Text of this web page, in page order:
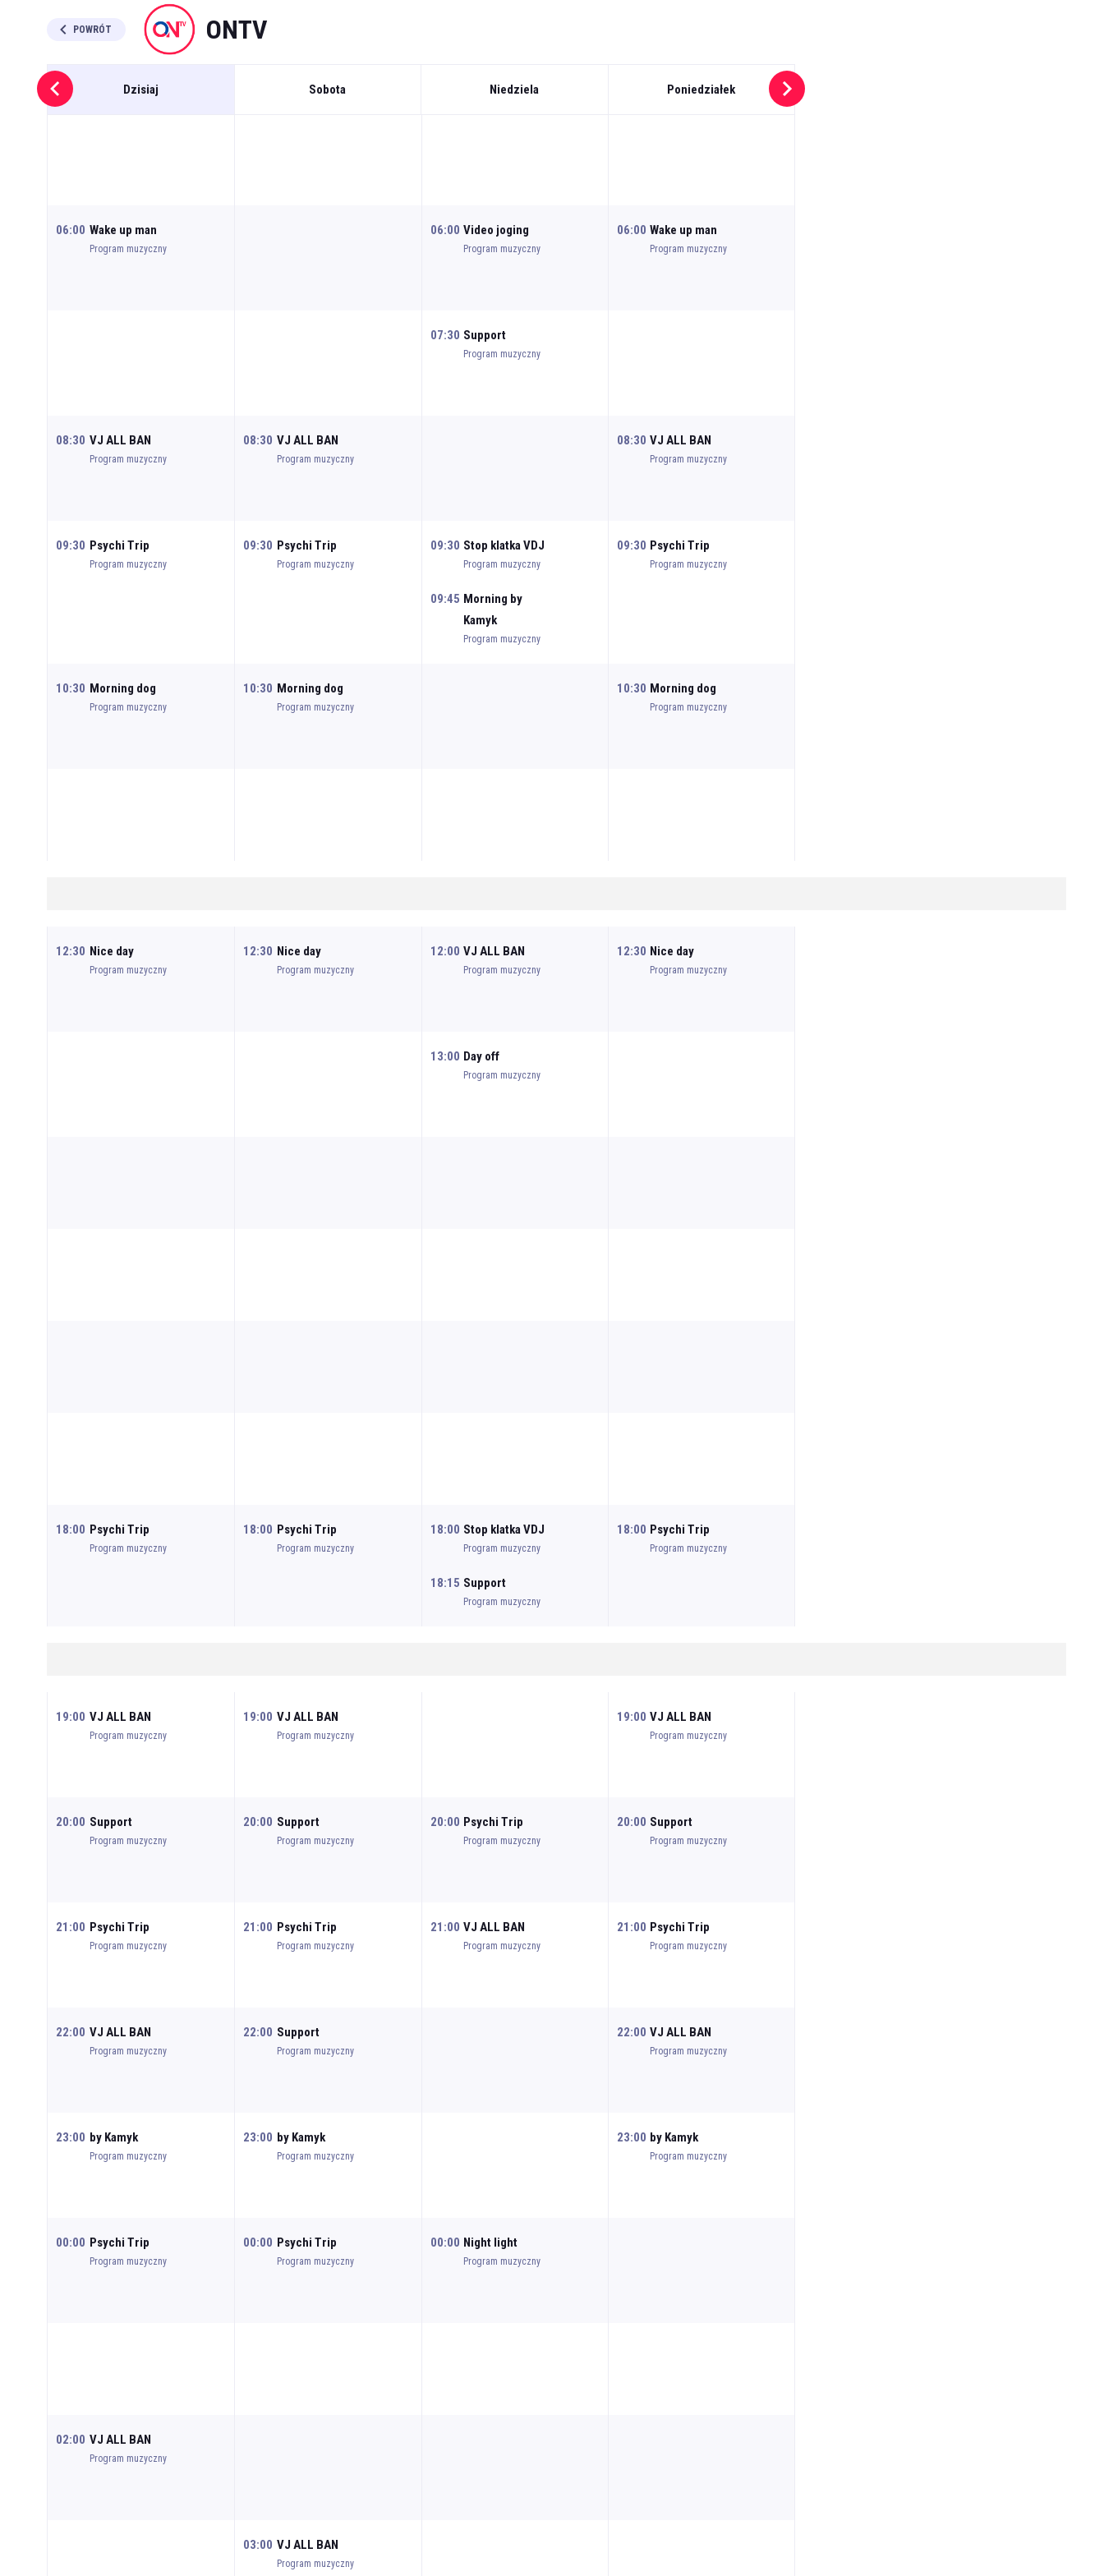
POWRÓT ONTV
Dzisiaj Sobota Niedziela Poniedziałek
06:00 Wake up man
Program muzyczny
06:00 Video joging
Program muzyczny
06:00 Wake up man
Program muzyczny
07:30 Support
Program muzyczny
08:30 VJ ALL BAN
Program muzyczny
08:30 VJ ALL BAN
Program muzyczny
08:30 VJ ALL BAN
Program muzyczny
09:30 Psychi Trip
Program muzyczny
09:30 Psychi Trip
Program muzyczny
09:30 Stop klatka VDJ
Program muzyczny
09:45 Morning by
Kamyk
Program muzyczny
09:30 Psychi Trip
Program muzyczny
10:30 Morning dog
Program muzyczny
10:30 Morning dog
Program muzyczny
10:30 Morning dog
Program muzyczny
12:30 Nice day
Program muzyczny
12:30 Nice day
Program muzyczny
12:00 VJ ALL BAN
Program muzyczny
12:30 Nice day
Program muzyczny
13:00 Day off
Program muzyczny
18:00 Psychi Trip
Program muzyczny
18:00 Psychi Trip
Program muzyczny
18:00 Stop klatka VDJ
Program muzyczny
18:15 Support
Program muzyczny
18:00 Psychi Trip
Program muzyczny
19:00 VJ ALL BAN
Program muzyczny
19:00 VJ ALL BAN
Program muzyczny
19:00 VJ ALL BAN
Program muzyczny
20:00 Support
Program muzyczny
20:00 Support
Program muzyczny
20:00 Psychi Trip
Program muzyczny
20:00 Support
Program muzyczny
21:00 Psychi Trip
Program muzyczny
21:00 Psychi Trip
Program muzyczny
21:00 VJ ALL BAN
Program muzyczny
21:00 Psychi Trip
Program muzyczny
22:00 VJ ALL BAN
Program muzyczny
22:00 Support
Program muzyczny
22:00 VJ ALL BAN
Program muzyczny
23:00 by Kamyk
Program muzyczny
23:00 by Kamyk
Program muzyczny
23:00 by Kamyk
Program muzyczny
00:00 Psychi Trip
Program muzyczny
00:00 Psychi Trip
Program muzyczny
00:00 Night light
Program muzyczny
02:00 VJ ALL BAN
Program muzyczny
03:00 VJ ALL BAN
Program muzyczny